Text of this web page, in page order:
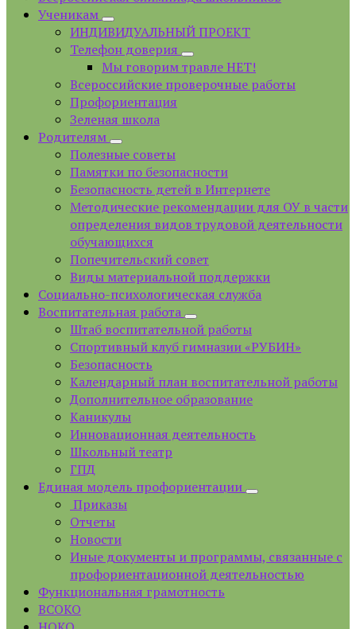
Ученикам
ИНДИВИДУАЛЬНЫЙ ПРОЕКТ
Телефон доверия
Мы говорим травле НЕТ!
Всероссийские проверочные работы
Профориентация
Зеленая школа
Родителям
Полезные советы
Памятки по безопасности
Безопасность детей в Интернете
Методические рекомендации для ОУ в части
определения видов трудовой деятельности
обучающихся
Попечительский совет
Виды материальной поддержки
Социально-психологическая служба
Воспитательная работа
Штаб воспитательной работы
Спортивный клуб гимназии «РУБИН»
Безопасность
Календарный план воспитательной работы
Дополнительное образование
Каникулы
Инновационная деятельность
Школьный театр
ГПД
Единая модель профориентации
Приказы
Отчеты
Новости
Иные документы и программы, связанные с
профориентационной деятельностью
Функциональная грамотность
ВСОКО